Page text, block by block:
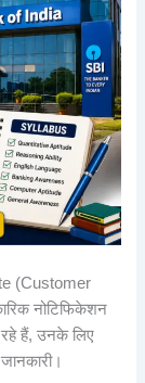
(Customer
नोटिफिकेशन
रहे हैं, उनके लिए